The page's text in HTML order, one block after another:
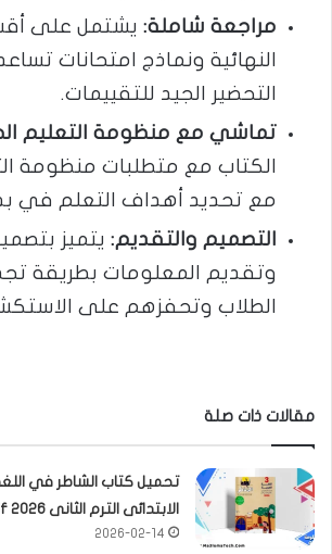
مراجعة شاملة: يشتمل على
النهائية ونماذج امتحانات
التحضير الجيد للتقييمات.
تماشي مع منظومة التعليم
الكتاب مع متطلبات منظومة
مع تحديد أهداف التعلم في
التصميم والتقديم: يتميز
وتقديم المعلومات بطريقة
الطلاب وتحفزهم على
مقالات ذات صلة
تحميل كتاب الشاطر في
الابتدائى الترم الثانى 2026 pdf
2026-02-14